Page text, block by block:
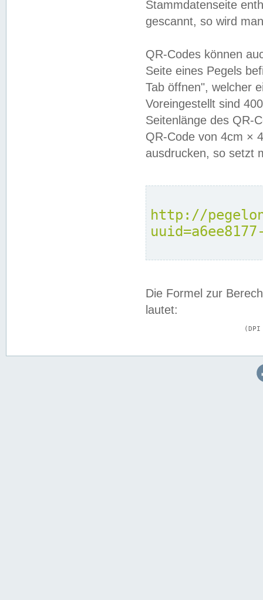
Stammdatenseite
gescannt, so wird
QR-Codes können
Seite eines Pegels
Tab öffnen", welcher
Voreingestellt sind
Seitenlänge des QR-
QR-Code von 4cm ×
ausdrucken, so setzt
http://
Die Formel zur
lautet: